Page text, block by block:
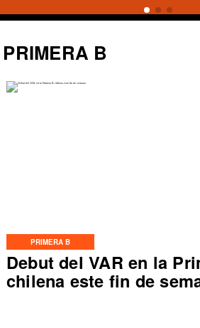
PRIMERA B
Debut del VAR en la
chilena este fin de
PRIMERA B